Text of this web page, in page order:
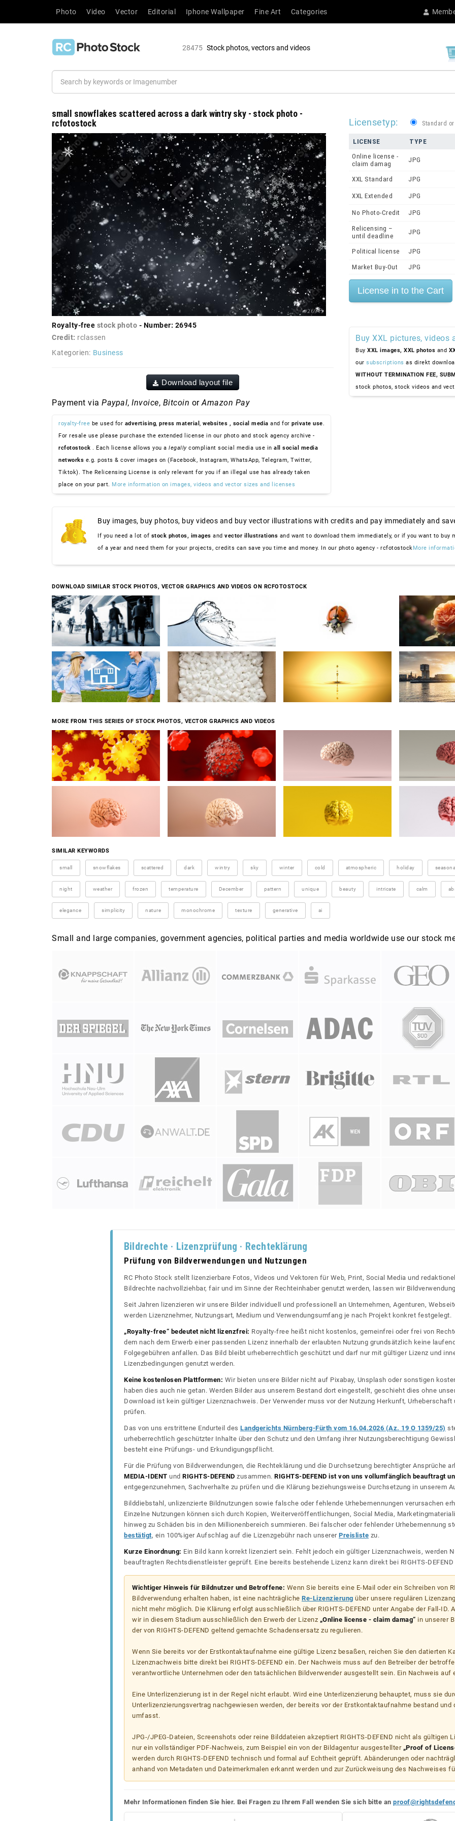
Photo Video Vector Editorial Iphone Wallpaper Fine Art Categories
28475 Stock photos, vectors and videos
small snowflakes scattered across a dark wintry sky - stock photo -
rcfotostock
Royalty-free stock photo - Number: 26945
Credit: rclassen
Kategorien: Business
Download layout file
Payment via Paypal, Invoice, Bitcoin or Amazon Pay
royalty-free be used for advertising, press material , websites , social media and for private use.
For resale use please purchase the extended license in our photo and stock agency archive -
rcfotostock . Each license allows you a legallycompliant social media use in all social media
networks e.g. posts & cover images on (Facebook, Instagram, WhatsApp, Telegram, Twitter,
Tiktok). The Relicensing License is only relevant for you if an illegal use has already taken
place on your part. More information on images, videos and vector sizes and licenses
Licensetyp: Standard
LICENSE
TYPE
Online license -
claim damag
JPG
XXL Standard JPG
XXL Extended JPG
No Photo-Credit JPG
Relicensing –
until deadline
JPG
Political license JPG
Market Buy-Out JPG
Buy XXL pictures,
Buy XXL images, XXL photos and
our subscriptions as direkt
WITHOUT TERMINATION FEE,
stock photos, stock videos and
Buy images, buy photos, buy videos and buy vector illustrations with credits and pay immediately and
If you need a lot of stock photos, images and vector illustrations and want to download them immediately, or if you want to buy
of a year and need them for your projects, credits can save you time and money. In our photo agency - rcfotostockMore
DOWNLOAD SIMILAR STOCK PHOTOS, VECTOR GRAPHICS AND VIDEOS ON RCFOTOSTOCK
MORE FROM THIS SERIES OF STOCK PHOTOS, VECTOR GRAPHICS AND VIDEOS
SIMILAR KEYWORDS
small snowflakes scattered dark wintry sky winter cold atmospheric holiday
night weather frozen temperature December pattern unique beauty intricate calm
elegance simplicity nature monochrome texture generative ai
Small and large companies, government agencies, political parties and media worldwide use our stock
Bildrechte · Lizenzprüfung · Rechteklärung
Prüfung von Bildverwendungen und Nutzungen
RC Photo Stock stellt lizenzierbare Fotos, Videos und Vektoren für Web, Print, Social Media und
Bildrechte nachvollziehbar, fair und im Sinne der Rechteinhaber genutzt werden, lassen wir
Seit Jahren lizenzieren wir unsere Bilder individuell und professionell an Unternehmen, Agenturen,
werden Lizenznehmer, Nutzungsart, Medium und Verwendungsumfang je nach Projekt konkret festgelegt.
„Royalty-free“ bedeutet nicht lizenzfrei: Royalty-free heißt nicht kostenlos, gemeinfrei oder frei von
dem nach dem Erwerb einer passenden Lizenz innerhalb der erlaubten Nutzung grundsätzlich keine
Folgegebühren anfallen. Das Bild bleibt urheberrechtlich geschützt und darf nur mit gültiger Lizenz und
Lizenzbedingungen genutzt werden.
Keine kostenlosen Plattformen: Wir bieten unsere Bilder nicht auf Pixabay, Unsplash oder sonstigen
haben dies auch nie getan. Werden Bilder aus unserem Bestand dort eingestellt, geschieht dies ohne
Download ist kein gültiger Lizenznachweis. Der Verwender muss vor der Nutzung Herkunft,
prüfen.
Das von uns erstrittene Endurteil des Landgerichts Nürnberg-Fürth vom 16.04.2026 (Az. 19 O 1359/25)
urheberrechtlich geschützter Inhalte über den Schutz und den Umfang ihrer Nutzungsberechtigung
besteht eine Prüfungs- und Erkundigungspflicht.
Für die Prüfung von Bildverwendungen, die Rechteklärung und die Durchsetzung berechtigter Ansprüche
MEDIA-IDENT und RIGHTS-DEFEND zusammen. RIGHTS-DEFEND ist von uns vollumfänglich beauftragt
entgegenzunehmen, Sachverhalte zu prüfen und die Klärung beziehungsweise Durchsetzung in unserem
Bilddiebstahl, unlizenzierte Bildnutzungen sowie falsche oder fehlende Urhebernennungen verursachen
Einzelne Nutzungen können sich durch Kopien, Weiterveröffentlichungen, Social Media,
hinweg zu Schäden bis in den Millionenbereich summieren. Bei falscher oder fehlender Urhebernennung
bestätigt, ein 100%iger Aufschlag auf die Lizenzgebühr nach unserer Preisliste zu.
Kurze Einordnung: Ein Bild kann korrekt lizenziert sein. Fehlt jedoch ein gültiger Lizenznachweis, werden
beauftragten Rechtsdienstleister geprüft. Eine bereits bestehende Lizenz kann direkt bei RIGHTS-
Wichtiger Hinweis für Bildnutzer und Betroffene: Wenn Sie bereits eine E-Mail oder ein Schreiben von
Bildverwendung erhalten haben, ist eine nachträgliche Re-Lizenzierung über unsere regulären
nicht mehr möglich. Die Klärung erfolgt ausschließlich über RIGHTS-DEFEND unter Angabe der Fall-ID.
wir in diesem Stadium ausschließlich den Erwerb der Lizenz „Online license - claim damag“ in unserer
der von RIGHTS-DEFEND geltend gemachte Schadensersatz zu regulieren.
Wenn Sie bereits vor der Erstkontaktaufnahme eine gültige Lizenz besaßen, reichen Sie den datierten
Lizenznachweis bitte direkt bei RIGHTS-DEFEND ein. Der Nachweis muss auf den Betreiber der
verantwortliche Unternehmen oder den tatsächlichen Bildverwender ausgestellt sein. Ein Nachweis auf
Eine Unterlizenzierung ist in der Regel nicht erlaubt. Wird eine Unterlizenzierung behauptet, muss sie
Unterlizenzierungsvertrag nachgewiesen werden, der bereits vor der Erstkontaktaufnahme bestand und
umfasst.
JPG-/JPEG-Dateien, Screenshots oder reine Bilddateien akzeptiert RIGHTS-DEFEND nicht als gültigen
nur ein vollständiger PDF-Nachweis, zum Beispiel ein von der Bildagentur ausgestellter „Proof of
werden durch RIGHTS-DEFEND technisch und formal auf Echtheit geprüft. Abänderungen oder
anhand von Metadaten und Dateimerkmalen erkannt werden und zur Zurückweisung des Nachweises
Mehr Informationen finden Sie hier. Bei Fragen zu Ihrem Fall wenden Sie sich bitte an